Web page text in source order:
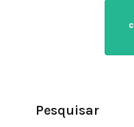
Pesquisar